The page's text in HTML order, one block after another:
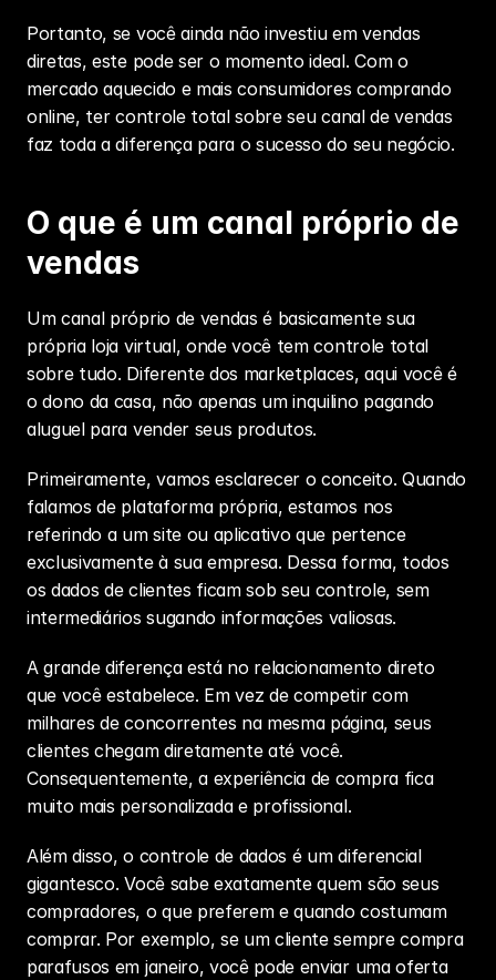
Portanto, se você ainda não investiu em vendas
diretas, este pode ser o momento ideal. Com o
mercado aquecido e mais consumidores comprando
online, ter controle total sobre seu canal de vendas
faz toda a diferença para o sucesso do seu negócio.
O que é um canal próprio de
vendas
Um canal próprio de vendas é basicamente sua
própria loja virtual, onde você tem controle total
sobre tudo. Diferente dos marketplaces, aqui você é
o dono da casa, não apenas um inquilino pagando
aluguel para vender seus produtos.
Primeiramente, vamos esclarecer o conceito. Quando
falamos de plataforma própria, estamos nos
referindo a um site ou aplicativo que pertence
exclusivamente à sua empresa. Dessa forma, todos
os dados de clientes ficam sob seu controle, sem
intermediários sugando informações valiosas.
A grande diferença está no relacionamento direto
que você estabelece. Em vez de competir com
milhares de concorrentes na mesma página, seus
clientes chegam diretamente até você.
Consequentemente, a experiência de compra fica
muito mais personalizada e profissional.
Além disso, o controle de dados é um diferencial
gigantesco. Você sabe exatamente quem são seus
compradores, o que preferem e quando costumam
comprar. Por exemplo, se um cliente sempre compra
parafusos em janeiro, você pode enviar uma oferta